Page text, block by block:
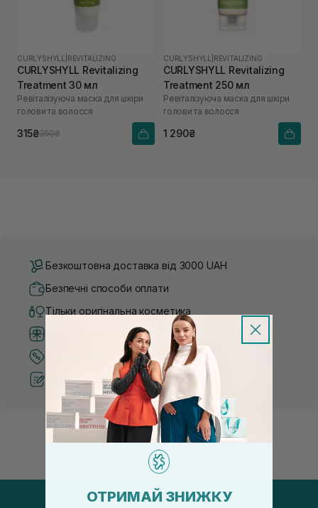
CURLYSHYLL REVITALIZING
CURLYSHYLL Revitalizing
Treatment 30 мл
Ревіталізуюча маска для шкіри
голови та волосся
315₴350₴
CURLYSHYLL REVITALIZING
CURLYSHYLL Revitalizing
Treatment 250 мл
Ревіталізуюча маска для шкіри
голови та волосся
1 290₴
Безкоштовна доставка від 3000 UAH
Безпечні способи оплати
Тільки оригінальна косметика
Система бонусів та лояльності
Кращі ціни та топ товари
Рекомендації від косметологів
ОТРИМАЙ ЗНИЖКУ